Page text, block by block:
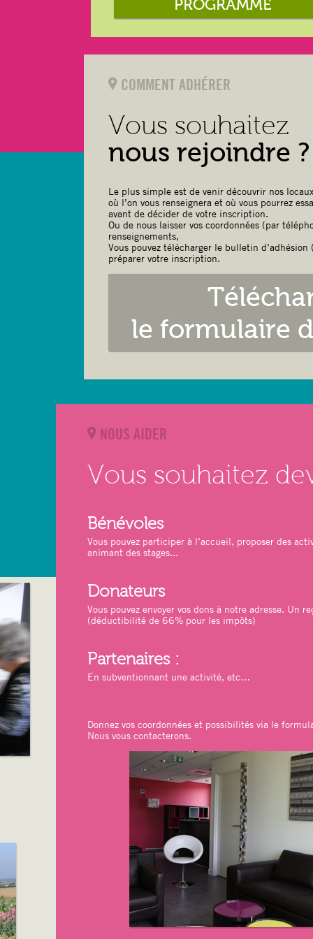
PROGRAMME
COMMENT ADHÉRER
Vous souhaitez
nous rejoindre ?
Le plus simple est de venir découvrir nos
où l’on vous renseignera et où vous pourrez
avant de décider de votre inscription.
Ou de nous laisser vos coordonnées (par
renseignements,
Vous pouvez télécharger le bulletin
préparer votre inscription.
le formulaire
NOUS AIDER
Vous souhaitez
Bénévoles
Vous pouvez participer à l’accueil, proposer des
animant des stages...
Donateurs
Vous pouvez envoyer vos dons à notre adresse. Un
(déductibilité de 66% pour les impôts)
Partenaires :
En subventionnant une activité, etc…
Donnez vos coordonnées et possibilités via le
Nous vous contacterons.